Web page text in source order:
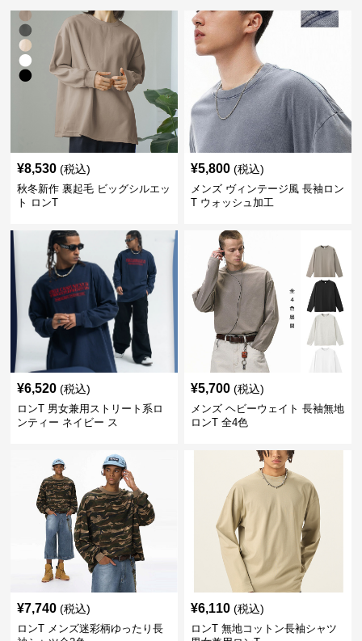
¥8,530 (税込)
秋冬新作 裏起毛 ビッグシルエッ
ト ロンT
¥5,800 (税込)
メンズ ヴィンテージ風 長袖ロン
T ウォッシュ加工
¥6,520 (税込)
ロンT 男女兼用ストリート系ロ
ンティー ネイビー ス
¥5,700 (税込)
メンズ ヘビーウェイト 長袖無地
ロンT 全4色
¥7,740 (税込)
ロンT メンズ迷彩柄ゆったり長
¥6,110 (税込)
ロンT 無地コットン長袖シャツ